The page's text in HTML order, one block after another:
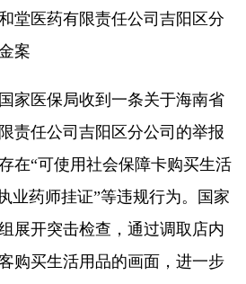
医药有限责任公司吉阳区分
案
医保局收到一条关于海南省
责任公司吉阳区分公司的举报
在“可使用社会保障卡购买生活
业药师挂证”等违规行为。国家
展开突击检查，通过调取店内
购买生活用品的画面，进一步